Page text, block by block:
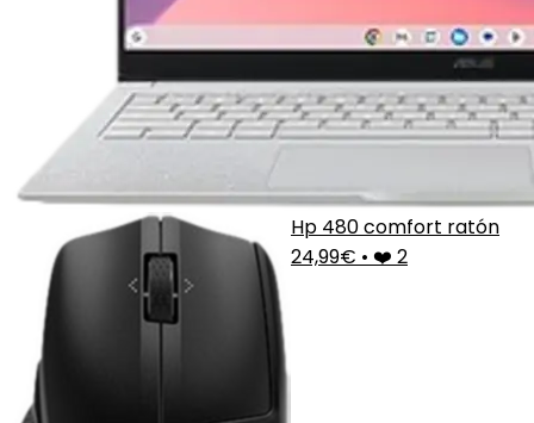
Hp 480 comfort ratón
24,99€ • ❤️ 2